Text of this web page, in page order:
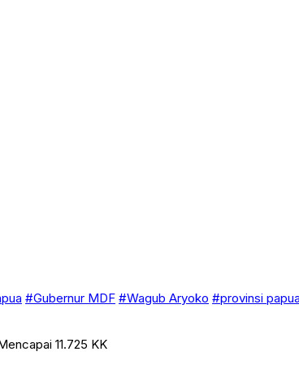
#Gubernur MDF #Wagub Aryoko #provinsi papua
11.725 KK